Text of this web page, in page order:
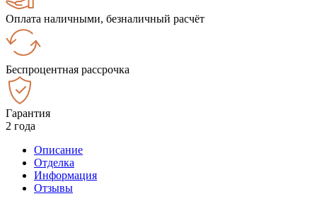
Оплата наличными, безналичный расчёт
Беспроцентная рассрочка
Гарантия
2 года
Описание
Отделка
Информация
Отзывы